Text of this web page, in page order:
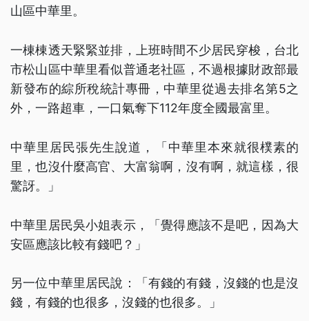
山區中華里。
一棟棟透天緊緊並排，上班時間不少居民穿梭，台北
市松山區中華里看似普通老社區，不過根據財政部最
新發布的綜所稅統計專冊，中華里從過去排名第5之
外，一路超車，一口氣奪下112年度全國最富里。
中華里居民張先生說道，「中華里本來就很樸素的
里，也沒什麼高官、大富翁啊，沒有啊，就這樣，很
驚訝。」
中華里居民吳小姐表示，「覺得應該不是吧，因為大
安區應該比較有錢吧？」
另一位中華里居民說：「有錢的有錢，沒錢的也是沒
錢，有錢的也很多，沒錢的也很多。」